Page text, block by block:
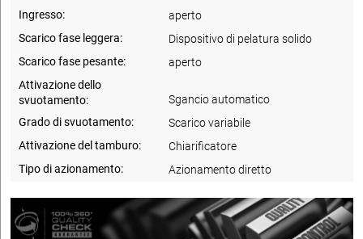
Ingresso:
aperto
Scarico fase leggera:
Dispositivo di pelatura solido
Scarico fase pesante:
aperto
Attivazione dello
svuotamento:
Sgancio automatico
Grado di svuotamento:
Scarico variabile
Attivazione del tamburo:
Chiarificatore
Tipo di azionamento:
Azionamento diretto